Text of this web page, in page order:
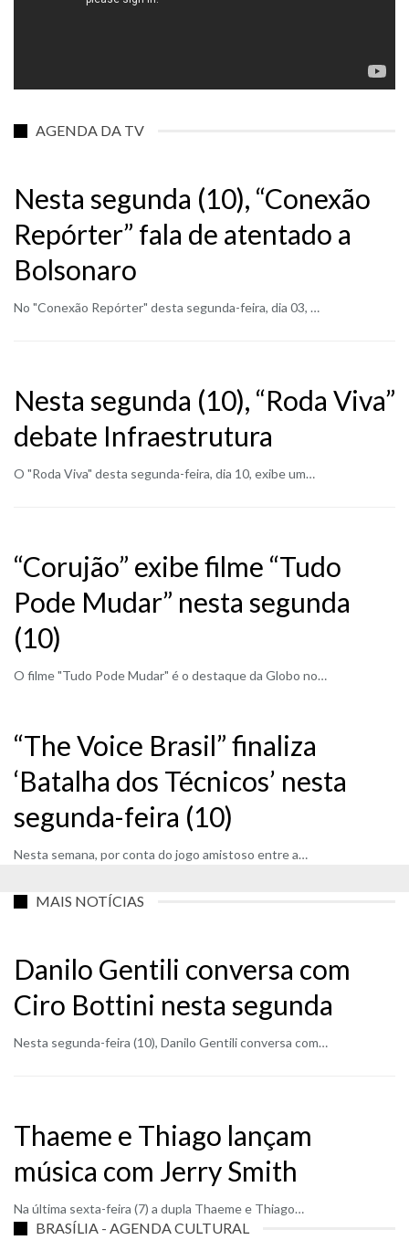
AGENDA DA TV
Nesta segunda (10), “Conexão
Repórter” fala de atentado a
Bolsonaro
No "Conexão Repórter" desta segunda-feira, dia 03, …
Nesta segunda (10), “Roda Viva”
debate Infraestrutura
O "Roda Viva" desta segunda-feira, dia 10, exibe um…
“Corujão” exibe filme “Tudo
Pode Mudar” nesta segunda
(10)
O filme "Tudo Pode Mudar" é o destaque da Globo no…
“The Voice Brasil” finaliza
‘Batalha dos Técnicos’ nesta
segunda-feira (10)
Nesta semana, por conta do jogo amistoso entre a…
MAIS NOTÍCIAS
Danilo Gentili conversa com
Ciro Bottini nesta segunda
Nesta segunda-feira (10), Danilo Gentili conversa com…
Thaeme e Thiago lançam
música com Jerry Smith
Na última sexta-feira (7) a dupla Thaeme e Thiago…
BRASÍLIA - AGENDA CULTURAL